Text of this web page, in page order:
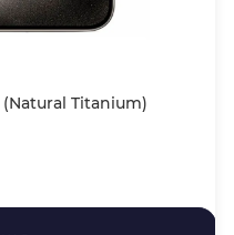
Titanium)